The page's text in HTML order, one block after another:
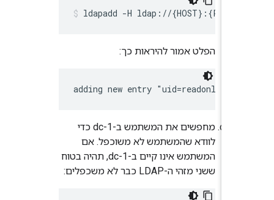
ldapadd -H ldap://
הפלט אמור להיראות כך:
adding new entry "uid=readonly-
מחפשים את המשתמש ב-dc-1 כדי
לוודא שהמשתמש לא משוכפל. אם
המשתמש אינו קיים ב-dc-1, תהיה בטוח
ששני מזהי ה-LDAP כבר לא משכפלים: